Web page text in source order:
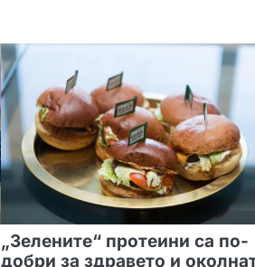
„Зелените“ протеини са по-
добри за здравето и